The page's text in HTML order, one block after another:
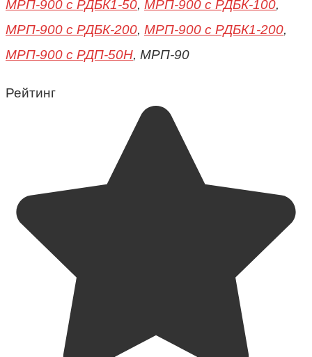
МРП-900 с РДБК1-50, МРП-900 с РДБК-100,
МРП-900 с РДБК-200, МРП-900 с РДБК1-200,
МРП-900 с РДП-50Н, МРП-90
Рейтинг